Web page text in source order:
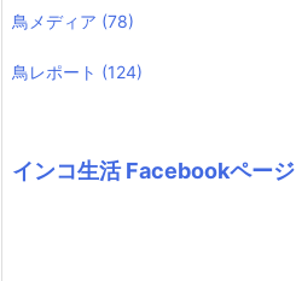
鳥メディア (78)
鳥レポート (124)
インコ生活 Facebookページ